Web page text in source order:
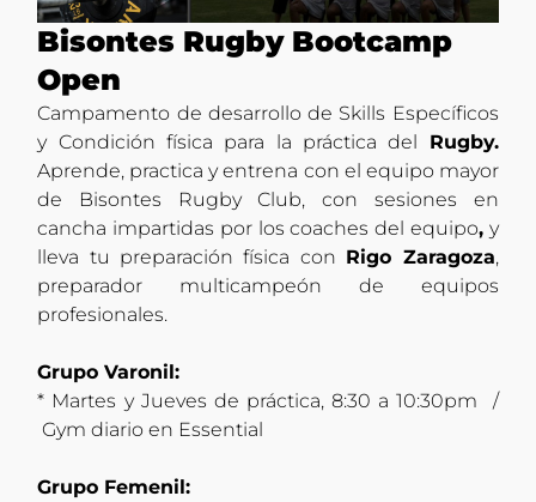
Bisontes Rugby Bootcamp
Open
Campamento de desarrollo de Skills Específicos
y Condición física para la práctica del Rugby.
Aprende, practica y entrena con el equipo mayor
de Bisontes Rugby Club, con sesiones en
cancha impartidas por los coaches del equipo,y
lleva tu preparación física con Rigo Zaragoza,
preparador multicampeón de equipos
profesionales.
Grupo Varonil:
* Martes y Jueves de práctica, 8:30 a 10:30pm /
Gym diario en Essential
Grupo Femenil: